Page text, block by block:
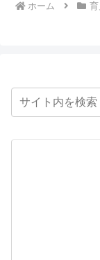
ホーム